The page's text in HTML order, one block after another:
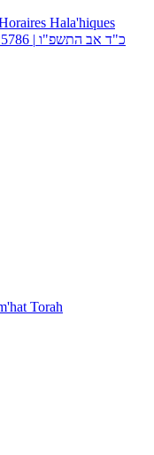
Hala'hiques
| כ"ד אב התשפ"ו
Torah